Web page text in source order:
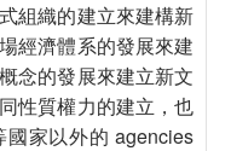
組織的建立來建構新
經濟體系的發展來建
念的發展來建立新文
性質權力的建立，也
家以外的 agencies